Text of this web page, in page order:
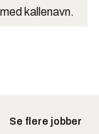
kallenavn.
Se flere jobber